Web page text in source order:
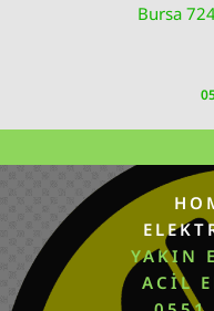
Bursa
YAKIN
ACIL